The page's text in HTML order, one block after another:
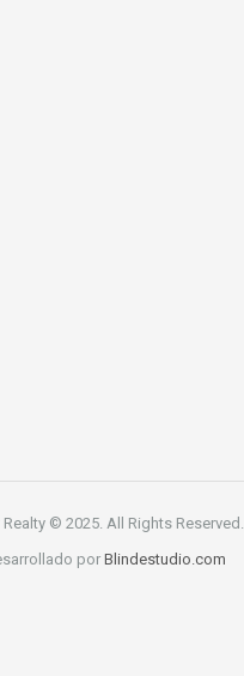
Realty © 2025. All Rights Reserved.
porBlindestudio.com